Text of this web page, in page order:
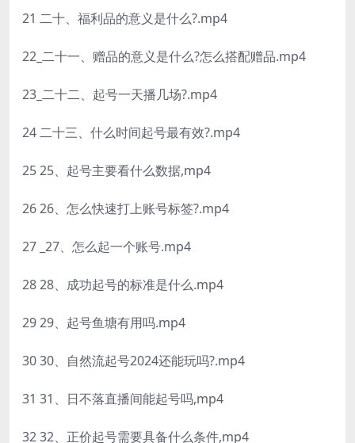
21 二十、福利品的意义是什么?.mp4
22_二十一、赠品的意义是什么?怎么搭配赠品.mp4
23_二十二、起号一天播几场?.mp4
24 二十三、什么时间起号最有效?.mp4
25 25、起号主要看什么数据,mp4
26 26、怎么快速打上账号标签?.mp4
27 _27、怎么起一个账号.mp4
28 28、成功起号的标准是什么.mp4
29 29、起号鱼塘有用吗.mp4
30 30、自然流起号2024还能玩吗?.mp4
31 31、日不落直播间能起号吗,mp4
32 32、正价起号需要具备什么条件,mp4